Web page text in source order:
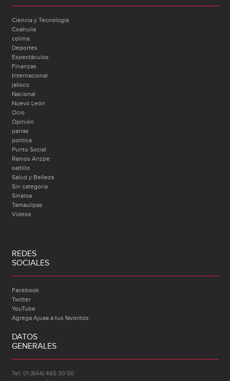
Ciencia y Tecnología
Coahuila
colima
Deportes
Espectáculos
Finanzas
Internacional
jalisco
Nacional
Nuevo León
Ocio
Opinión
parras
politica
Punto Social
Ramos Arizpe
saltillo
Salud y Belleza
Sin categoría
Sinaloa
Tamaulipas
Videos
REDES
SOCIALES
Facebook
Twitter
YouTube
Agrega Ajuaa a tus favoritos
DATOS
GENERALES
Tel: 01 (844) 485 30 00